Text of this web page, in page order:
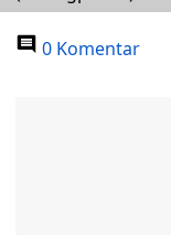
0 Komentar